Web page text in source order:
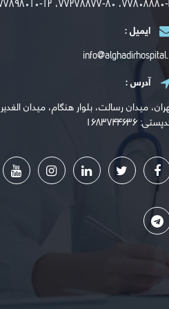
ایمیل :
آدرس :
میدان رسالت، بلوار هنگام، میدان
۱۶۸۳۷۴۴۶۳۶